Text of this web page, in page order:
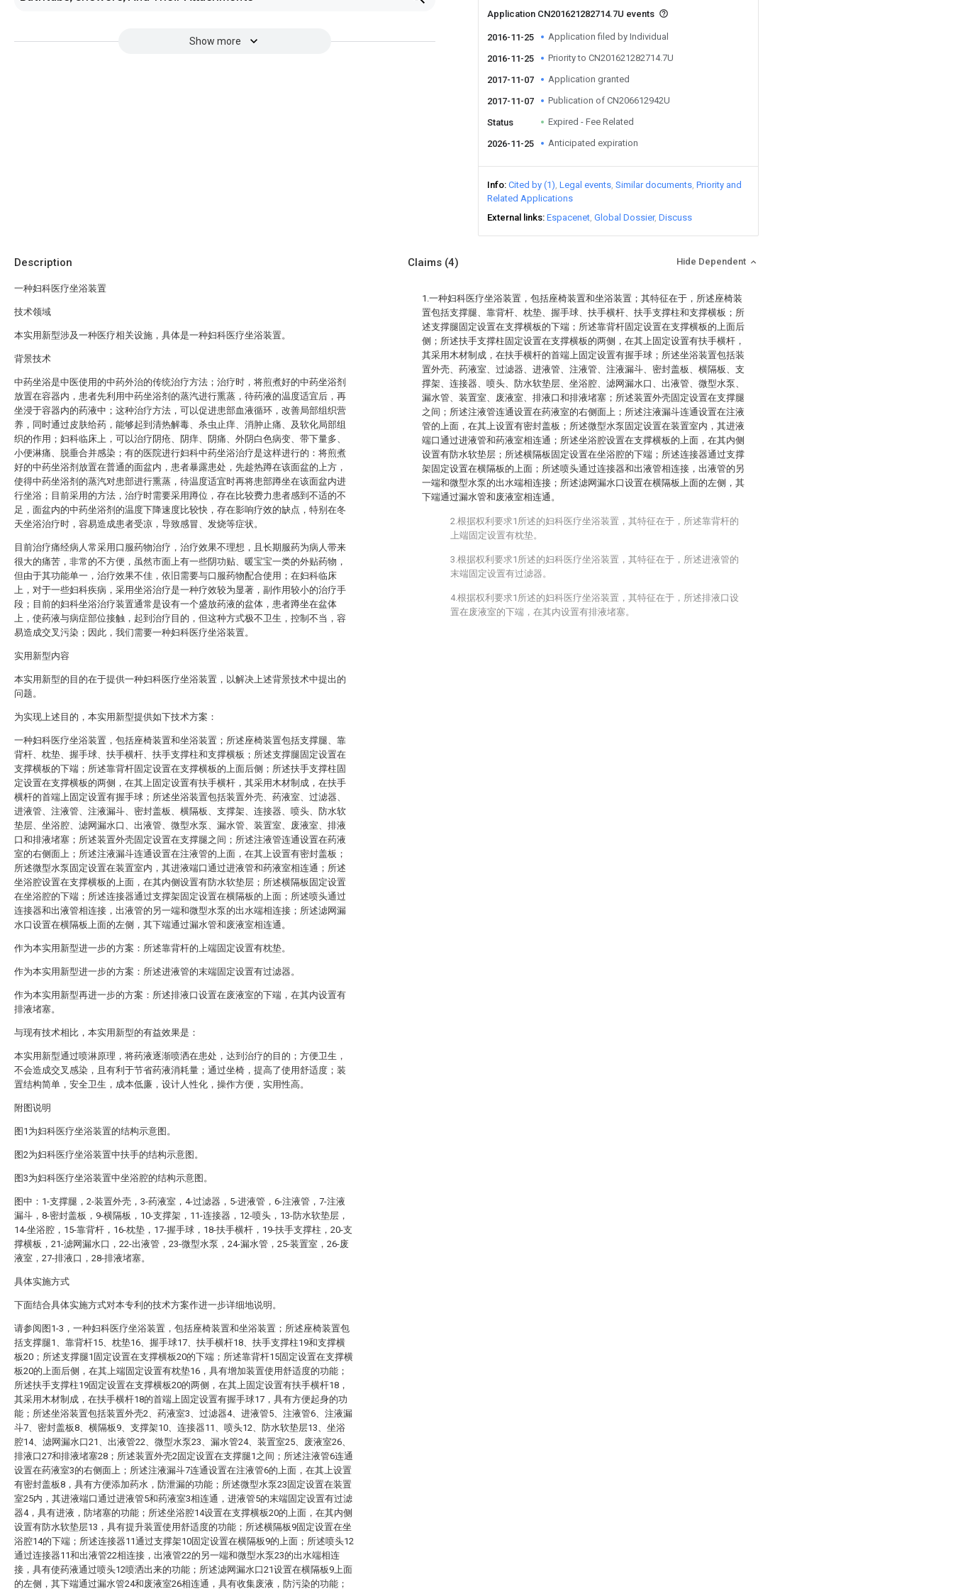
Show more
Application CN201621282714.7U events
2016-11-25 Application filed by Individual
2016-11-25 Priority to CN201621282714.7U
2017-11-07 Application granted
2017-11-07 Publication of CN206612942U
Status Expired - Fee Related
2026-11-25 Anticipated expiration
Info Cited by (1) Legal events Similar documents Priority and
Related Applications
External links Espacenet Global Dossier Discuss
Description
一种妇科医疗坐浴装置
技术领域
本实用新型涉及一种医疗相关设施，具体是一种妇科医疗坐浴装置。
背景技术
中药坐浴是中医使用的中药外治的传统治疗方法；治疗时，将煎煮好的中药坐浴剂
放置在容器内，患者先利用中药坐浴剂的蒸汽进行熏蒸，待药液的温度适宜后，再
坐浸于容器内的药液中；这种治疗方法，可以促进患部血液循环，改善局部组织营
养，同时通过皮肤给药，能够起到清热解毒、杀虫止痒、消肿止痛、及软化局部组
织的作用；妇科临床上，可以治疗阴疮、阴痒、阴痛、外阴白色病变、带下量多、
小便淋痛、脱垂合并感染；有的医院进行妇科中药坐浴治疗是这样进行的：将煎煮
好的中药坐浴剂放置在普通的面盆内，患者暴露患处，先趁热蹲在该面盆的上方，
使得中药坐浴剂的蒸汽对患部进行熏蒸，待温度适宜时再将患部蹲坐在该面盆内进
行坐浴；目前采用的方法，治疗时需要采用蹲位，存在比较费力患者感到不适的不
足，面盆内的中药坐浴剂的温度下降速度比较快，存在影响疗效的缺点，特别在冬
天坐浴治疗时，容易造成患者受凉，导致感冒、发烧等症状。
目前治疗痛经病人常采用口服药物治疗，治疗效果不理想，且长期服药为病人带来
很大的痛苦，非常的不方便，虽然市面上有一些阴功贴、暖宝宝一类的外贴药物，
但由于其功能单一，治疗效果不佳，依旧需要与口服药物配合使用；在妇科临床
上，对于一些妇科疾病，采用坐浴治疗是一种疗效较为显著，副作用较小的治疗手
段；目前的妇科坐浴治疗装置通常是设有一个盛放药液的盆体，患者蹲坐在盆体
上，使药液与病症部位接触，起到治疗目的，但这种方式极不卫生，控制不当，容
易造成交叉污染；因此，我们需要一种妇科医疗坐浴装置。
实用新型内容
本实用新型的目的在于提供一种妇科医疗坐浴装置，以解决上述背景技术中提出的
问题。
为实现上述目的，本实用新型提供如下技术方案：
一种妇科医疗坐浴装置，包括座椅装置和坐浴装置；所述座椅装置包括支撑腿、靠
背杆、枕垫、握手球、扶手横杆、扶手支撑柱和支撑横板；所述支撑腿固定设置在
支撑横板的下端；所述靠背杆固定设置在支撑横板的上面后侧；所述扶手支撑柱固
定设置在支撑横板的两侧，在其上固定设置有扶手横杆，其采用木材制成，在扶手
横杆的首端上固定设置有握手球；所述坐浴装置包括装置外壳、药液室、过滤器、
进液管、注液管、注液漏斗、密封盖板、横隔板、支撑架、连接器、喷头、防水软
垫层、坐浴腔、滤网漏水口、出液管、微型水泵、漏水管、装置室、废液室、排液
口和排液堵塞；所述装置外壳固定设置在支撑腿之间；所述注液管连通设置在药液
室的右侧面上；所述注液漏斗连通设置在注液管的上面，在其上设置有密封盖板；
所述微型水泵固定设置在装置室内，其进液端口通过进液管和药液室相连通；所述
坐浴腔设置在支撑横板的上面，在其内侧设置有防水软垫层；所述横隔板固定设置
在坐浴腔的下端；所述连接器通过支撑架固定设置在横隔板的上面；所述喷头通过
连接器和出液管相连接，出液管的另一端和微型水泵的出水端相连接；所述滤网漏
水口设置在横隔板上面的左侧，其下端通过漏水管和废液室相连通。
作为本实用新型进一步的方案：所述靠背杆的上端固定设置有枕垫。
作为本实用新型进一步的方案：所述进液管的末端固定设置有过滤器。
作为本实用新型再进一步的方案：所述排液口设置在废液室的下端，在其内设置有
排液堵塞。
与现有技术相比，本实用新型的有益效果是：
本实用新型通过喷淋原理，将药液逐渐喷洒在患处，达到治疗的目的；方便卫生，
不会造成交叉感染，且有利于节省药液消耗量；通过坐椅，提高了使用舒适度；装
置结构简单，安全卫生，成本低廉，设计人性化，操作方便，实用性高。
附图说明
图1为妇科医疗坐浴装置的结构示意图。
图2为妇科医疗坐浴装置中扶手的结构示意图。
图3为妇科医疗坐浴装置中坐浴腔的结构示意图。
图中：1-支撑腿，2-装置外壳，3-药液室，4-过滤器，5-进液管，6-注液管，7-注液
漏斗，8-密封盖板，9-横隔板，10-支撑架，11-连接器，12-喷头，13-防水软垫层，
14-坐浴腔，15-靠背杆，16-枕垫，17-握手球，18-扶手横杆，19-扶手支撑柱，20-支
撑横板，21-滤网漏水口，22-出液管，23-微型水泵，24-漏水管，25-装置室，26-废
液室，27-排液口，28-排液堵塞。
具体实施方式
下面结合具体实施方式对本专利的技术方案作进一步详细地说明。
请参阅图1-3，一种妇科医疗坐浴装置，包括座椅装置和坐浴装置；所述座椅装置包
括支撑腿1、靠背杆15、枕垫16、握手球17、扶手横杆18、扶手支撑柱19和支撑横
板20；所述支撑腿1固定设置在支撑横板20的下端；所述靠背杆15固定设置在支撑横
板20的上面后侧，在其上端固定设置有枕垫16，具有增加装置使用舒适度的功能；
所述扶手支撑柱19固定设置在支撑横板20的两侧，在其上固定设置有扶手横杆18，
其采用木材制成，在扶手横杆18的首端上固定设置有握手球17，具有方便起身的功
能；所述坐浴装置包括装置外壳2、药液室3、过滤器4、进液管5、注液管6、注液漏
斗7、密封盖板8、横隔板9、支撑架10、连接器11、喷头12、防水软垫层13、坐浴
腔14、滤网漏水口21、出液管22、微型水泵23、漏水管24、装置室25、废液室26、
排液口27和排液堵塞28；所述装置外壳2固定设置在支撑腿1之间；所述注液管6连通
设置在药液室3的右侧面上；所述注液漏斗7连通设置在注液管6的上面，在其上设置
有密封盖板8，具有方便添加药水，防泄漏的功能；所述微型水泵23固定设置在装置
室25内，其进液端口通过进液管5和药液室3相连通，进液管5的末端固定设置有过滤
器4，具有进液，防堵塞的功能；所述坐浴腔14设置在支撑横板20的上面，在其内侧
设置有防水软垫层13，具有提升装置使用舒适度的功能；所述横隔板9固定设置在坐
浴腔14的下端；所述连接器11通过支撑架10固定设置在横隔板9的上面；所述喷头12
通过连接器11和出液管22相连接，出液管22的另一端和微型水泵23的出水端相连
接，具有使药液通过喷头12喷洒出来的功能；所述滤网漏水口21设置在横隔板9上面
的左侧，其下端通过漏水管24和废液室26相连通，具有收集废液，防污染的功能；
Claims (4) Hide Dependent
1.一种妇科医疗坐浴装置，包括座椅装置和坐浴装置；其特征在于，所述座椅装
置包括支撑腿、靠背杆、枕垫、握手球、扶手横杆、扶手支撑柱和支撑横板；所
述支撑腿固定设置在支撑横板的下端；所述靠背杆固定设置在支撑横板的上面后
侧；所述扶手支撑柱固定设置在支撑横板的两侧，在其上固定设置有扶手横杆，
其采用木材制成，在扶手横杆的首端上固定设置有握手球；所述坐浴装置包括装
置外壳、药液室、过滤器、进液管、注液管、注液漏斗、密封盖板、横隔板、支
撑架、连接器、喷头、防水软垫层、坐浴腔、滤网漏水口、出液管、微型水泵、
漏水管、装置室、废液室、排液口和排液堵塞；所述装置外壳固定设置在支撑腿
之间；所述注液管连通设置在药液室的右侧面上；所述注液漏斗连通设置在注液
管的上面，在其上设置有密封盖板；所述微型水泵固定设置在装置室内，其进液
端口通过进液管和药液室相连通；所述坐浴腔设置在支撑横板的上面，在其内侧
设置有防水软垫层；所述横隔板固定设置在坐浴腔的下端；所述连接器通过支撑
架固定设置在横隔板的上面；所述喷头通过连接器和出液管相连接，出液管的另
一端和微型水泵的出水端相连接；所述滤网漏水口设置在横隔板上面的左侧，其
下端通过漏水管和废液室相连通。
2.根据权利要求1所述的妇科医疗坐浴装置，其特征在于，所述靠背杆的
上端固定设置有枕垫。
3.根据权利要求1所述的妇科医疗坐浴装置，其特征在于，所述进液管的
末端固定设置有过滤器。
4.根据权利要求1所述的妇科医疗坐浴装置，其特征在于，所述排液口设
置在废液室的下端，在其内设置有排液堵塞。